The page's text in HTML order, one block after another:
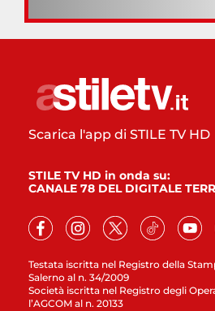
Testata iscritta nel Registro della
Salerno al n. 34/2009
Società iscritta nel Registro degli
l’AGCOM al n. 20133
Scarica l'app di STILE TV HD
STILE TV HD in onda su:
CANALE 78 DEL DIGITALE